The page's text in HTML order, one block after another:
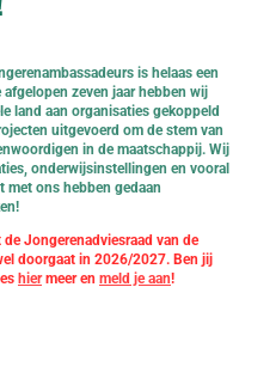
is helaas een
afgelopen zeven jaar hebben wij
land aan organisaties gekoppeld
uitgevoerd om de stem van
in de maatschappij. Wij
onderwijsinstellingen en vooral
met ons hebben gedaan
Jongerenadviesraad van de
doorgaat in 2026/2027. Ben jij
hiermeeren meld je aan!